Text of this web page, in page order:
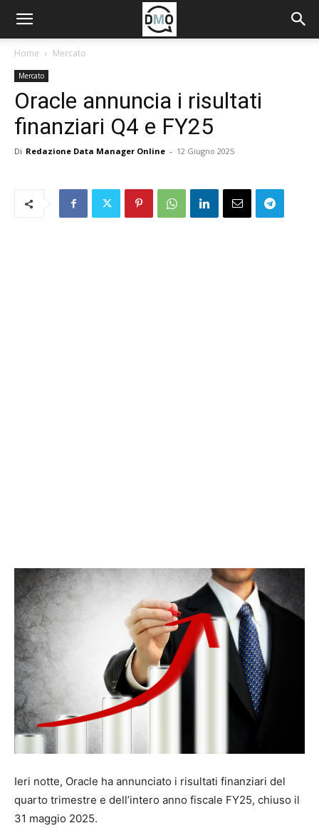
Home Mercato
Mercato
Oracle annuncia i risultati
finanziari Q4 e FY25
Di Redazione Data Manager Online - 12 Giugno 2025
Ieri notte, Oracle ha annunciato i risultati finanziari del
quarto trimestre e dell’intero anno fiscale FY25, chiuso il
31 maggio 2025.